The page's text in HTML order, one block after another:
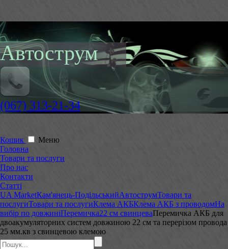
Автострум
(067) 313-21-34
Кошик
Меню
Головна
Товари та послуги
Про нас
Контакти
Статті
UA MarketКам'янець-ПодільськийАвтострумТовари та
послугиТовари та послугиКлема АКБКлема АКБ з проводомНа
вибір по довжиніПеремичка22 см свинцеваПеремичка АКБ для
двоакумуляторних систем довжиною 22 см та перерізом провода
25 мм.кв з свинцевою клемою